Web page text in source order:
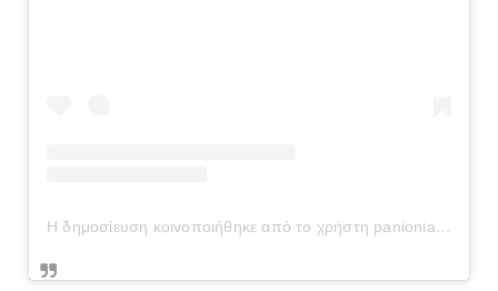
Η δημοσίευση κοινοποιήθηκε από το χρήστη panionianea.gr (@panionianea.gr)